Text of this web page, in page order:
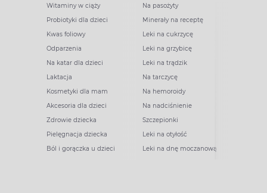
Witaminy w ciąży
Probiotyki dla dzieci
Kwas foliowy
Odparzenia
Na katar dla dzieci
Laktacja
Kosmetyki dla mam
Akcesoria dla dzieci
Zdrowie dziecka
Pielęgnacja dziecka
Ból i gorączka u dzieci
Na pasożyty
Minerały na receptę
Leki na cukrzycę
Leki na grzybicę
Leki na trądzik
Na tarczycę
Na hemoroidy
Na nadciśnienie
Szczepionki
Leki na otyłość
Leki na dnę moczanową